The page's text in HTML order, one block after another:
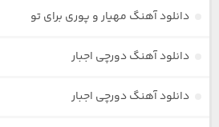
دانلود آهنگ مهیار و پوری برای تو
دانلود آهنگ دورچی اجبار
دانلود آهنگ دورچی اجبار